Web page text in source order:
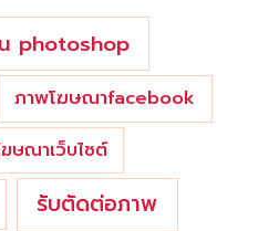
photoshop
ภาพโฆษณาfacebook
ษณาเว็บไซต์
รับตัดต่อภาพ